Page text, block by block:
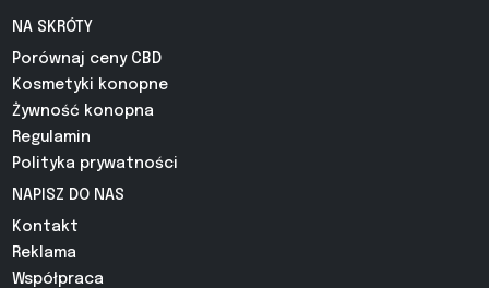
NA SKRÓTY
Porównaj ceny CBD
Kosmetyki konopne
Żywność konopna
Regulamin
Polityka prywatności
NAPISZ DO NAS
Kontakt
Reklama
Współpraca